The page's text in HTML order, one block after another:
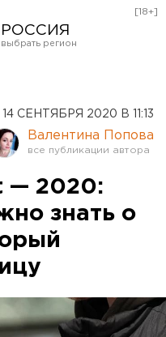
РОССИЯ
Курган
Оренбург
[18+]
14 СЕНТЯБРЯ 2020 В 11:13
Валентина Попова
— 2020:
знать о